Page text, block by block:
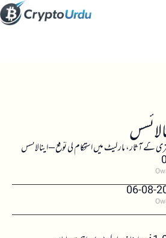
کے آثار، مارکیٹ میں استحکام کی توقع – اینالائسس